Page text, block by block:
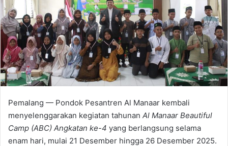
Pemalang — Pondok Pesantren Al Manaar kembali
menyelenggarakan kegiatan tahunan Al Manaar Beautiful
Camp (ABC) Angkatan ke-4 yang berlangsung selama
enam hari, mulai 21 Desember hingga 26 Desember 2025.